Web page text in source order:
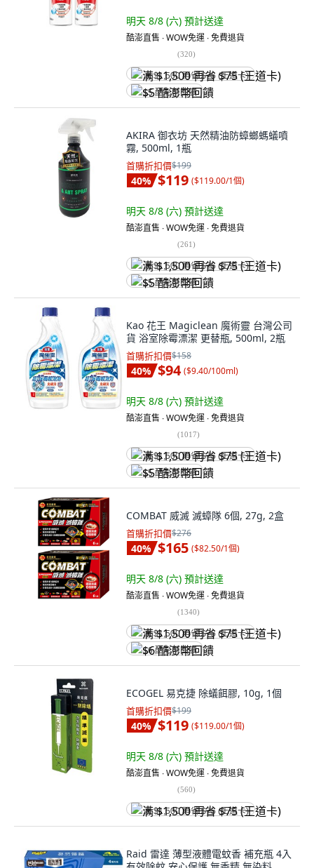
明天 8/8 (六) 預計送達
酷澎直售 ∙ WOW免運 ∙ 免費退貨
(320)
满 $1,500 再省 $75 (王道卡)
$5 酷澎幣回饋
AKIRA 御衣坊 天然精油防蟑螂螞蟻噴
霧, 500ml, 1瓶
首購折扣價$199
40% $119 ($119.00/1個)
明天 8/8 (六) 預計送達
酷澎直售 ∙ WOW免運 ∙ 免費退貨
(261)
满 $1,500 再省 $75 (王道卡)
$5 酷澎幣回饋
Kao 花王 Magiclean 魔術靈 台灣公司
貨 浴室除霉漂潔 更替瓶, 500ml, 2瓶
首購折扣價$158
40% $94 ($9.40/100ml)
明天 8/8 (六) 預計送達
酷澎直售 ∙ WOW免運 ∙ 免費退貨
(1017)
满 $1,500 再省 $75 (王道卡)
$5 酷澎幣回饋
COMBAT 威滅 滅蟑隊 6個, 27g, 2盒
首購折扣價$276
40% $165 ($82.50/1個)
明天 8/8 (六) 預計送達
酷澎直售 ∙ WOW免運 ∙ 免費退貨
(1340)
满 $1,500 再省 $75 (王道卡)
$6 酷澎幣回饋
ECOGEL 易克捷 除蟻餌膠, 10g, 1個
首購折扣價$199
40% $119 ($119.00/1個)
明天 8/8 (六) 預計送達
酷澎直售 ∙ WOW免運 ∙ 免費退貨
(560)
满 $1,500 再省 $75 (王道卡)
Raid 雷達 薄型液體電蚊香 補充瓶 4入